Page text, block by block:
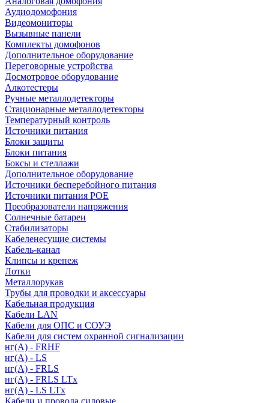
Аудиодомофония
Видеомониторы
Вызывные панели
Комплекты домофонов
Дополнительное оборудование
Переговорные устройства
Досмотровое оборудование
Алкотестеры
Ручные металлодетекторы
Стационарные металлодетекторы
Температурный контроль
Источники питания
Блоки защиты
Блоки питания
Боксы и стеллажи
Дополнительное оборудование
Источники бесперебойного питания
Источники питания POE
Преобразователи напряжения
Солнечные батареи
Стабилизаторы
Кабеленесущие системы
Кабель-канал
Клипсы и крепеж
Лотки
Металлорукав
Трубы для проводки и аксессуары
Кабельная продукция
Кабели LAN
Кабели для ОПС и СОУЭ
Кабели для систем охранной сигнализации
нг(A) - FRHF
нг(A) - LS
нг(А) - FRLS
нг(А) - FRLS LTx
нг(А) - LS LTx
Кабели и провода силовые